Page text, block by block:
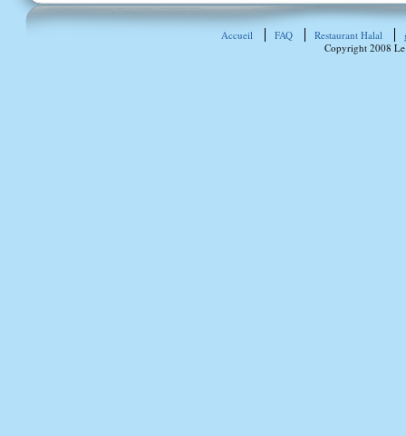
Accueil FAQ Restaurant Halal
Copyright 2008